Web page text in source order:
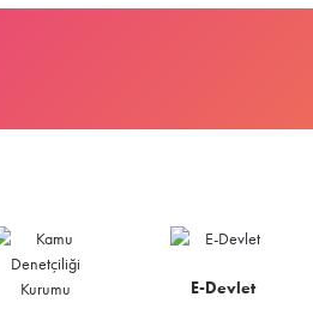
E-Devlet